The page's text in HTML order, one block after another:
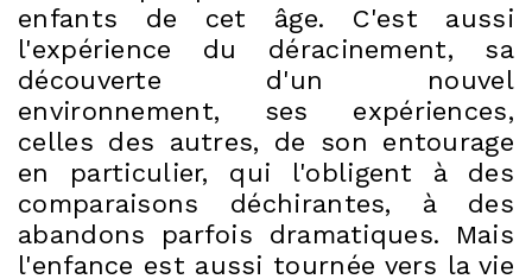
enfants de cet âge. C'est aussi
l'expérience du déracinement, sa
découverte d'un nouvel
environnement, ses expériences,
celles des autres, de son entourage
en particulier, qui l'obligent à des
comparaisons déchirantes, à des
abandons parfois dramatiques. Mais
l'enfance est aussi tournée vers la vie